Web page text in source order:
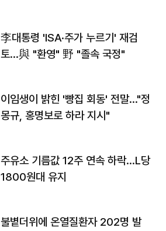
李대통령 'ISA·주가 누르기' 재검
토…與 "환영" 野 "졸속 국정"
이임생이 밝힌 '빵집 회동' 전말…"정
몽규, 홍명보로 하라 지시"
주유소 기름값 12주 연속 하락…L당
1800원대 유지
불볕더위에 온열질환자 202명 발